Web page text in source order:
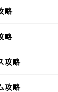
略
略
攻略
攻略